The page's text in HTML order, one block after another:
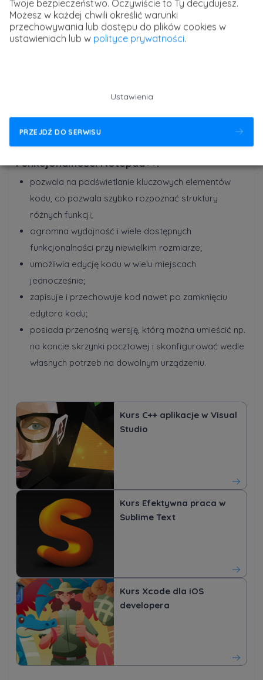
Funkcjonalności Notepad++:
pozwala na podświetlanie kluczowych elementów
kodu, co pozwala szybko rozpoznać struktury
różnych funkcji;
ogromna wydajność i wiele dostępnych
funkcjonalności przy niewielkim rozmiarze;
umożliwia edycję kodu w wielu miejscach
jednocześnie;
zapisuje i przechowuje kod nawet po zamknięciu
edytora kodu;
posiada przenośną wersję, którą można umieścić np.
na koncie skrzynki pocztowej i skonfigurować wedle
własnych potrzeb na dowolnym urządzeniu.
Kurs C++ aplikacje w Visual
Studio
Kurs Efektywna praca w
Sublime Text
Kurs Xcode dla iOS
developera
Twoje bezpieczeństwo. Oczywiście to Ty decydujesz.
Możesz w każdej chwili określić warunki
przechowywania lub dostępu do plików cookies w
ustawieniach lub w polityce prywatności.
Ustawienia
PRZEJDŹ DO SERWISU